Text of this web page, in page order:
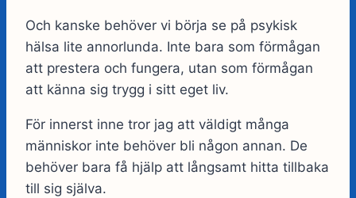
Och kanske behöver vi börja se på psykisk
hälsa lite annorlunda. Inte bara som förmågan
att prestera och fungera, utan som förmågan
att känna sig trygg i sitt eget liv.
För innerst inne tror jag att väldigt många
människor inte behöver bli någon annan. De
behöver bara få hjälp att långsamt hitta tillbaka
till sig själva.